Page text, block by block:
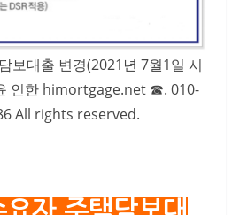
보대출 변경(2021년 7월1일 시
인한 himortgage.net ☎. 010-
All rights reserved.